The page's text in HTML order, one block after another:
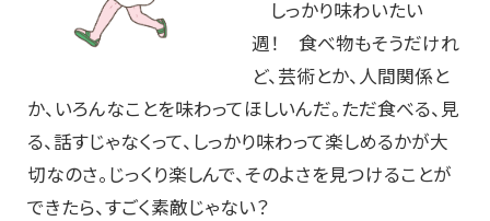
しっかり味わいたい
週！ 食べ物もそうだけれ
ど、芸術とか、人間関係と
か、いろんなことを味わってほしいんだ。ただ食べる、見
る、話すじゃなくって、しっかり味わって楽しめるかが大
切なのさ。じっくり楽しんで、そのよさを見つけることが
できたら、すごく素敵じゃない？